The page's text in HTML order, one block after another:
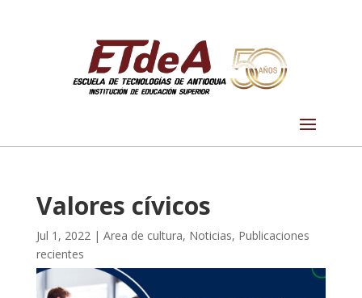
Valores cívicos
Jul 1, 2022| Area de cultura, Noticias, Publicaciones
recientes